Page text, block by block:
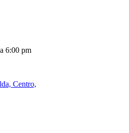
6:00 pm
Centro,